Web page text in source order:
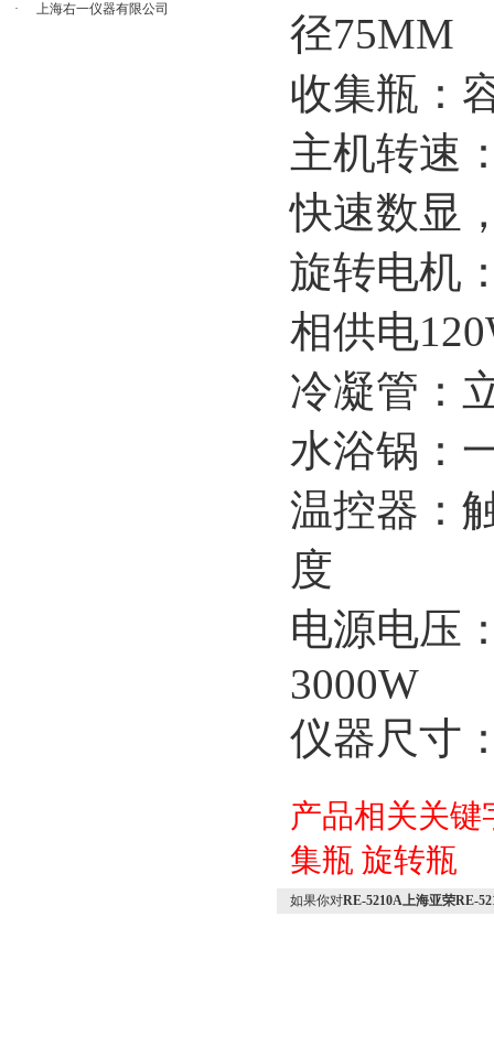
· 上海右一仪器有限公司
径75MM
收集瓶：
主机转速
快速数显
旋转电机
相供电
冷凝管：
水浴锅：
温控器：
度
电源电压
3000W
仪器尺寸
产品相关关
集瓶 旋转瓶
如果你对RE-5210A上海亚荣RE-